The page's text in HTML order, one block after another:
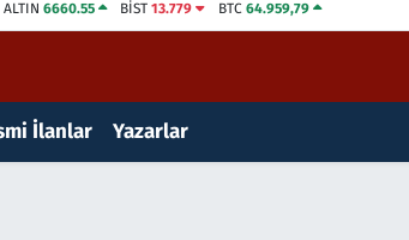
ALTIN 6660.55 BİST13.779 BTC 64.959,79
İlanlar Yazarlar